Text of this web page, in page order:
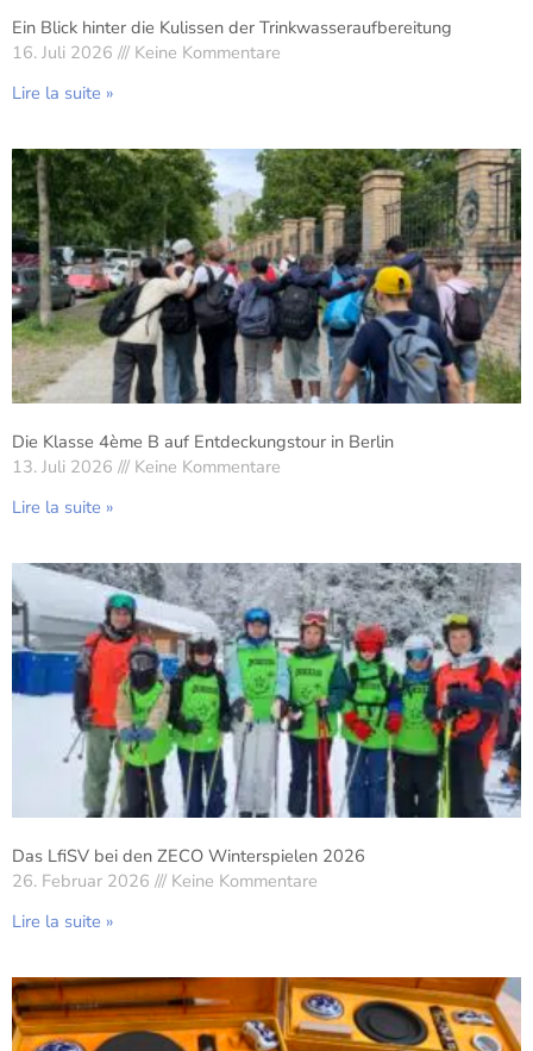
Ein Blick hinter die Kulissen der Trinkwasseraufbereitung
16. Juli 2026
Keine Kommentare
Lire la suite »
Die Klasse 4ème B auf Entdeckungstour in Berlin
13. Juli 2026
Keine Kommentare
Lire la suite »
Das LfiSV bei den ZECO Winterspielen 2026
26. Februar 2026
Keine Kommentare
Lire la suite »